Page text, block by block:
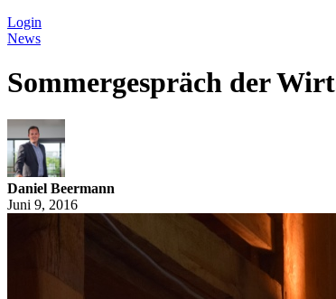
Login
News
Sommergespräch der
Daniel Beermann
Juni 9, 2016